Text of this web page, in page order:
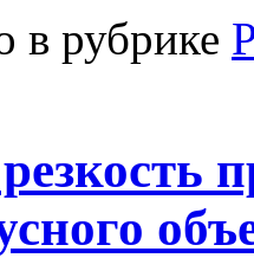
в рубрике